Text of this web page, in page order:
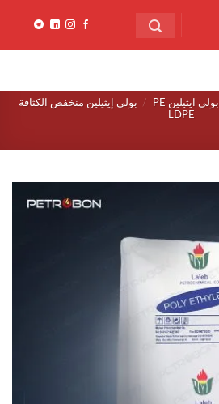
بولي ايثيلين PE /
بولي إيثيلين منخفض الكثافة
LDPE